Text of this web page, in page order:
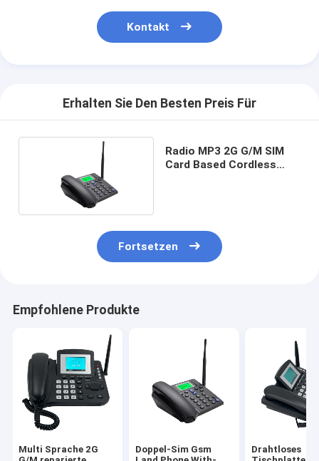
Kontakt
Erhalten Sie Den Besten Preis Für
Radio MP3 2G G/M SIM
Card Based Cordless
Fortsetzen
Empfohlene Produkte
Multi Sprache 2G
Doppel-Sim Gsm
Drahtloses